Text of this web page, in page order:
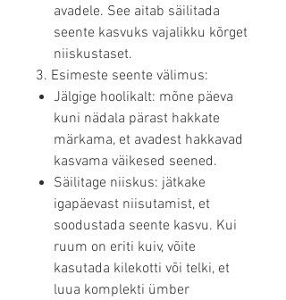
avadele. See aitab säilitada
seente kasvuks vajalikku kõrget
niiskustaset.
3. Esimeste seente välimus:
Jälgige hoolikalt: mõne päeva
kuni nädala pärast hakkate
märkama, et avadest hakkavad
kasvama väikesed seened.
Säilitage niiskus: jätkake
igapäevast niisutamist, et
soodustada seente kasvu. Kui
ruum on eriti kuiv, võite
kasutada kilekotti või telki, et
luua komplekti ümber